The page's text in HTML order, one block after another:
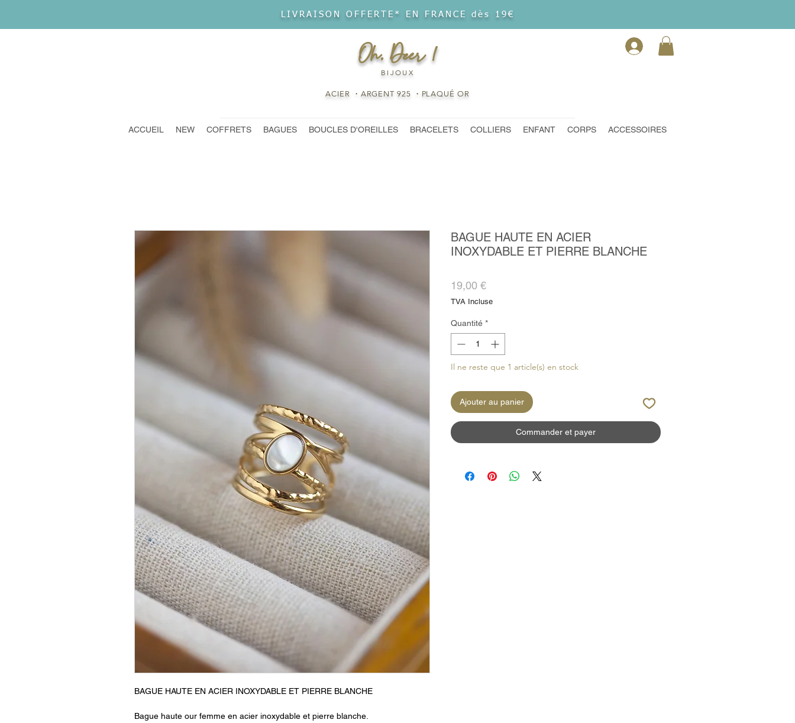
LIVRAISON OFFERTE* EN FRANCE dès 19€
Oh, Deer !
BIJOUX
ACIER ・ARGENT 925 ・PLAQUÉ OR
ACCUEIL NEW COFFRETS BAGUES BOUCLES D'OREILLES BRACELETS COLLIERS ENFANT CORPS ACCESSOIRES
BAGUE HAUTE EN ACIER INOXYDABLE ET PIERRE BLANCHE
Bague haute our femme en acier inoxydable et pierre blanche.
BAGUE HAUTE EN ACIER
INOXYDABLE ET PIERRE BLANCHE
19,00 €Prix
TVA Incluse
Quantité *
Il ne reste que 1 article(s) en stock
Ajouter au panier
Commander et payer